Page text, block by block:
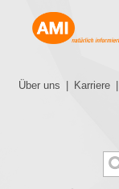
Über uns Karriere